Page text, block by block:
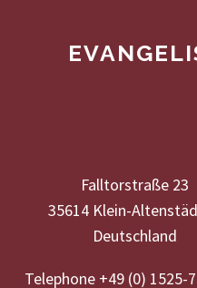
Falltorstraße 23
35614 Klein-
Deutschland
Telephone +49 (0) 1525-